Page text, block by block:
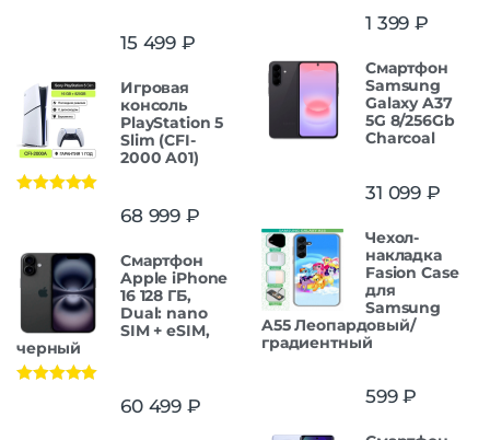
15 499 ₽
Игровая
консоль
PlayStation 5
Slim (CFI-
2000 A01)
68 999 ₽
Смартфон
Apple iPhone
16 128 ГБ,
Dual: nano
SIM + eSIM,
черный
60 499 ₽
1 399 ₽
Смартфон
Samsung
Galaxy A37
5G 8/256Gb
Charcoal
31 099 ₽
Чехол-
накладка
Fasion Case
для
Samsung
A55 Леопардовый/
градиентный
599₽